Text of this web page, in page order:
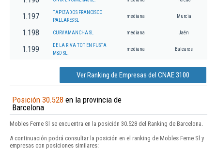
1.197
TAPIZADOS FRANCISCO
PALLARES SL
mediana Murcia
1.198 CURVAMANCHA SL mediana Jaén
1.199
DE LA RIVA TOT EN FUSTA
M&D SL.
mediana Baleares
Ver Ranking de Empresas del CNAE 3100
Posición 30.528 en la provincia de
Barcelona
Mobles Ferne Sl se encuentra en la posición 30.528 del Ranking de Barcelona.
A continuación podrá consultar la posición en el ranking de Mobles Ferne Sl y
empresas con posiciones similares: